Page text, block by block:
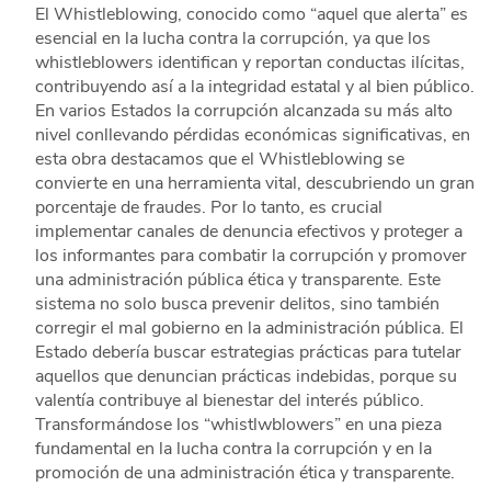
El Whistleblowing, conocido como “aquel que alerta” es
esencial en la lucha contra la corrupción, ya que los
whistleblowers identifican y reportan conductas ilícitas,
contribuyendo así a la integridad estatal y al bien público.
En varios Estados la corrupción alcanzada su más alto
nivel conllevando pérdidas económicas significativas, en
esta obra destacamos que el Whistleblowing se
convierte en una herramienta vital, descubriendo un gran
porcentaje de fraudes. Por lo tanto, es crucial
implementar canales de denuncia efectivos y proteger a
los informantes para combatir la corrupción y promover
una administración pública ética y transparente. Este
sistema no solo busca prevenir delitos, sino también
corregir el mal gobierno en la administración pública. El
Estado debería buscar estrategias prácticas para tutelar
aquellos que denuncian prácticas indebidas, porque su
valentía contribuye al bienestar del interés público.
Transformándose los “whistlwblowers” en una pieza
fundamental en la lucha contra la corrupción y en la
promoción de una administración ética y transparente.